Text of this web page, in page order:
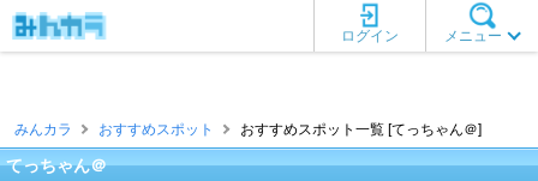
メニュー
ログイン
みんカラ おすすめスポット おすすめスポット一覧 [てっちゃん＠]
てっちゃん＠